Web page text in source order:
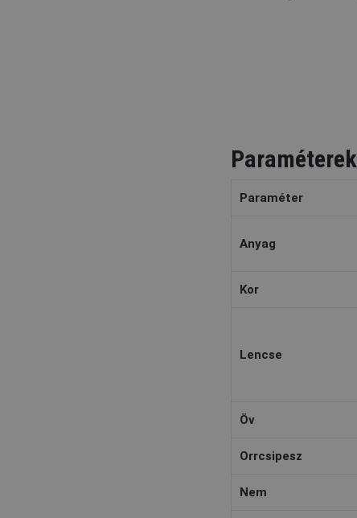
Paraméterek
Paraméter
Anyag
Kor
Lencse
Öv
Orrcsipesz
Nem